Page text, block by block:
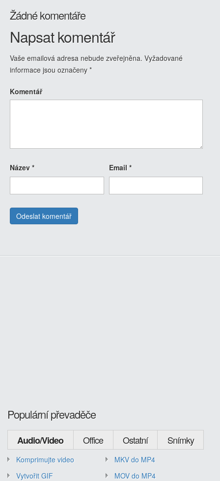
Žádné komentáře
Napsat komentář
Vaše emailová adresa nebude zveřejněna. Vyžadované
informace jsou označeny *
Komentář
Název * Email *
Populární převaděče
Audio/Video Office Ostatní Snímky
Komprimujte video
MKV do MP4
Vytvořit GIF
MOV do MP4